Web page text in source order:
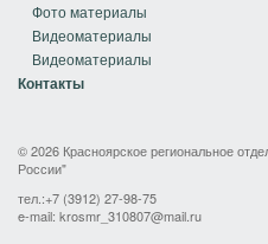
Фото материалы
Видеоматериалы
Видеоматериалы
Контакты
© 2026 Красноярское региональное
России"
тел.:+7 (3912) 27-98-75
e-mail: krosmr_310807@mail.ru